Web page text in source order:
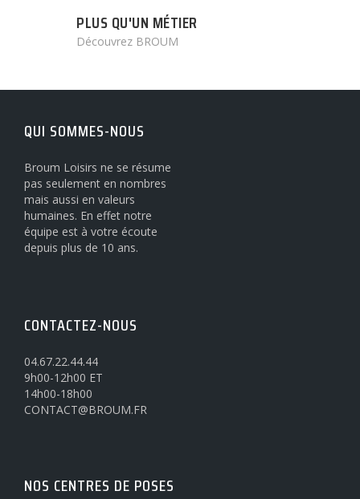
PLUS QU'UN MÉTIER
Découvrez BROUM
QUI SOMMES-NOUS
Broum Loisirs ne se résume
pas seulement en nombres
mais aussi en valeurs
humaines. En effet notre
équipe est à votre écoute
depuis plus de 10 ans.
CONTACTEZ-NOUS
04.67.22.44.44
9h00-12h00 ET
14h00-18h00
CONTACT@BROUM.FR
NOS CENTRES DE POSES